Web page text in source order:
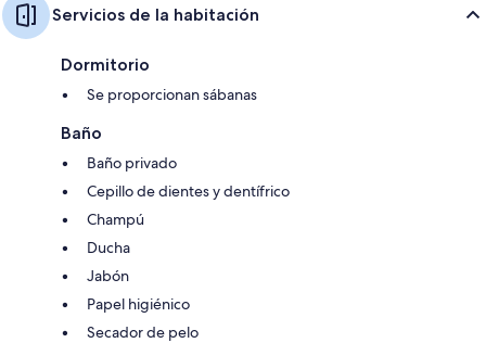
Servicios de la habitación
Dormitorio
Se proporcionan sábanas
Baño
Baño privado
Cepillo de dientes y dentífrico
Champú
Ducha
Jabón
Papel higiénico
Secador de pelo